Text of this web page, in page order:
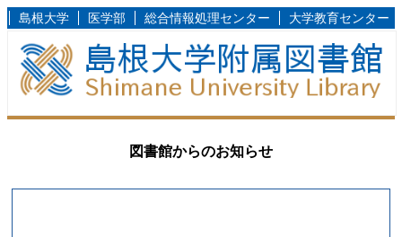
島根大学 医学部 総合情報処理センター 大学教育センター
図書館からのお知らせ